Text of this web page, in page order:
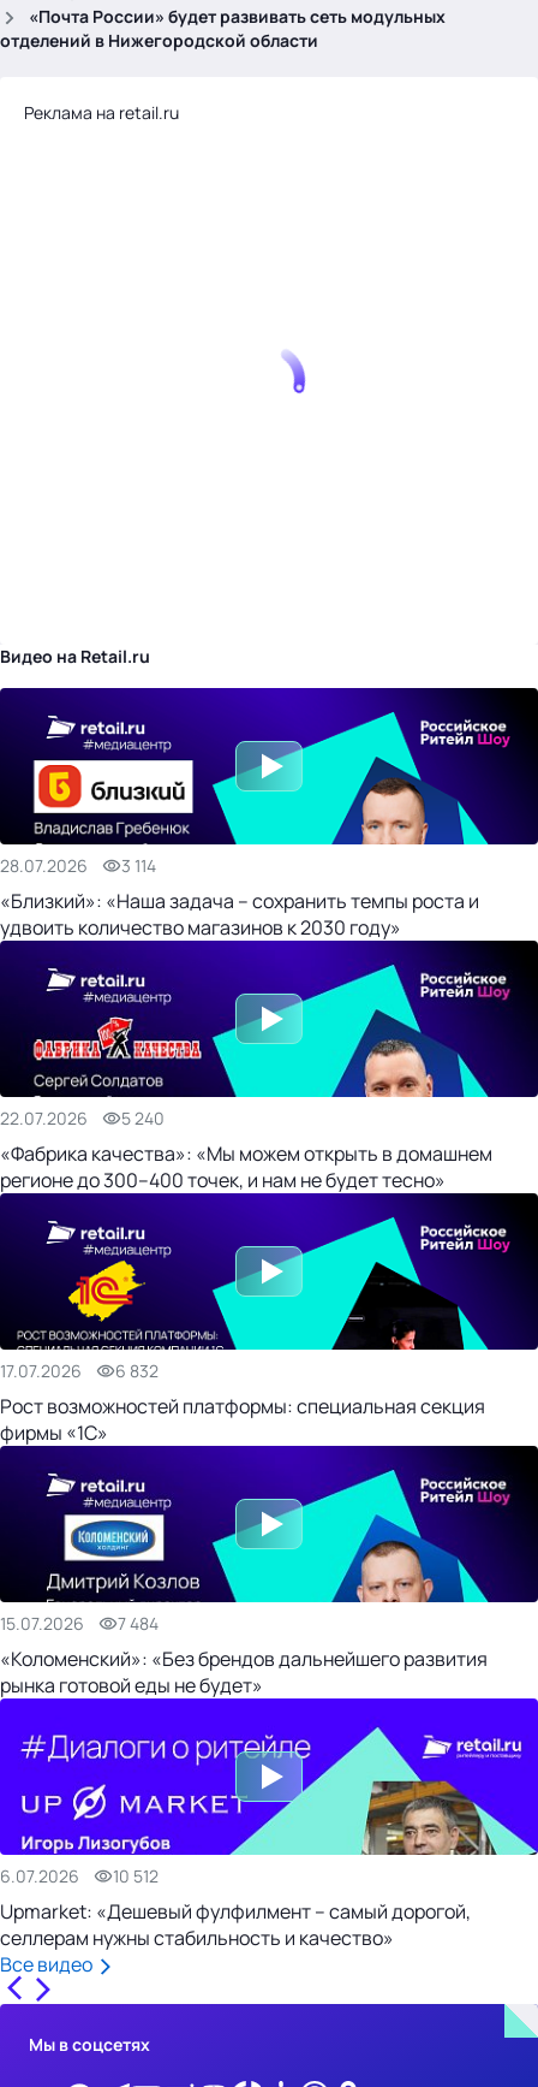
«Почта России» будет развивать сеть модульных
отделений в Нижегородской области
Реклама на retail.ru
Видео на Retail.ru
28.07.2026 3 114
«Близкий»: «Наша задача – сохранить темпы роста и
удвоить количество магазинов к 2030 году»
22.07.2026 5 240
«Фабрика качества»: «Мы можем открыть в домашнем
регионе до 300–400 точек, и нам не будет тесно»
17.07.2026 6 832
Рост возможностей платформы: специальная секция
фирмы «1С»
15.07.2026 7 484
«Коломенский»: «Без брендов дальнейшего развития
рынка готовой еды не будет»
6.07.2026 10 512
Upmarket: «Дешевый фулфилмент – самый дорогой,
селлерам нужны стабильность и качество»
Все видео
Мы в соцсетях